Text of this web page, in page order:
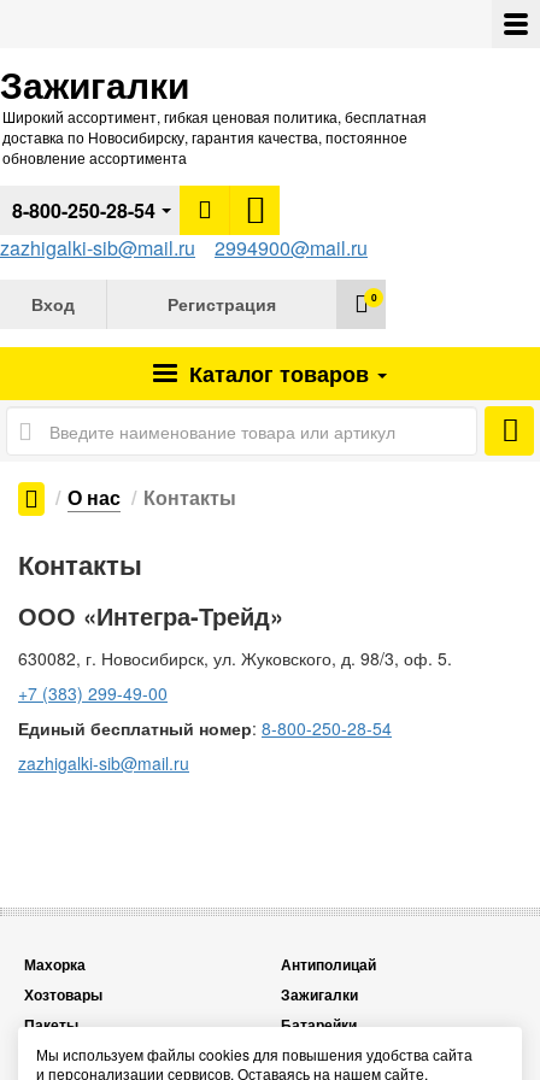
Зажигалки
Широкий ассортимент, гибкая ценовая политика, бесплатная
доставка по Новосибирску, гарантия качества, постоянное
обновление ассортимента
8-800-250-28-54
zazhigalki-sib@mail.ru
2994900@mail.ru
Вход Регистрация 0
Каталог товаров
О нас Контакты
Контакты
ООО «Интегра-Трейд»
630082, г. Новосибирск, ул. Жуковского, д. 98/3, оф. 5.
+7 (383) 299-49-00
Единый бесплатный номер: 8-800-250-28-54
zazhigalki-sib@mail.ru
Махорка
Антиполицай
Хозтовары
Зажигалки
Пакеты
Батарейки
Топливо для зажигалок
Презервативы
Мы используем файлы cookies для повышения удобства сайта
и персонализации сервисов. Оставаясь на нашем сайте,